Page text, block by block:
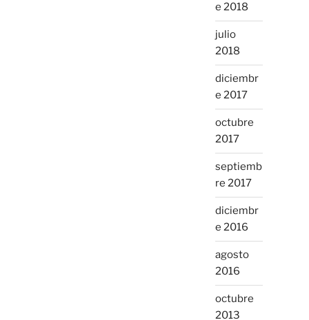
e 2018
julio
2018
diciembr
e 2017
octubre
2017
septiemb
re 2017
diciembr
e 2016
agosto
2016
octubre
2013